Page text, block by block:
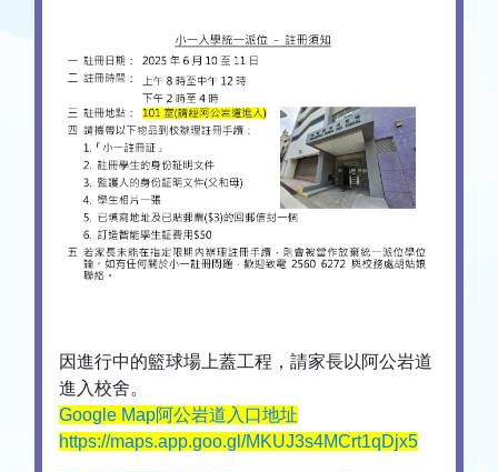
因進行中的籃球場上蓋工程，請家長以阿公岩道
進入校舍。
Google Map阿公岩道入口地址
https://maps.app.goo.gl/MKUJ3s4MCrt1qDjx5